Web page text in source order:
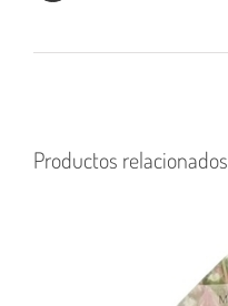
Productos relacionados